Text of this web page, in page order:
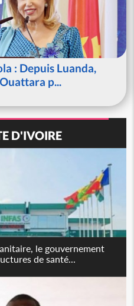
: Depuis Luanda,
p...
D'IVOIRE
le gouvernement
de santé...